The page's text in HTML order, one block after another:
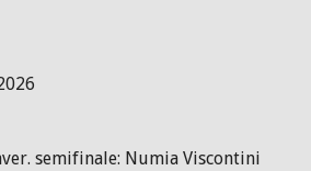
semifinale: Numia Viscontini